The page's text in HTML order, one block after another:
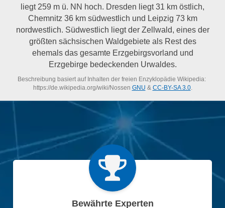
liegt 259 m ü. NN hoch. Dresden liegt 31 km östlich,
Chemnitz 36 km südwestlich und Leipzig 73 km
nordwestlich. Südwestlich liegt der Zellwald, eines der
größten sächsischen Waldgebiete als Rest des
ehemals das gesamte Erzgebirgsvorland und
Erzgebirge bedeckenden Urwaldes.
Beschreibung basiert auf Inhalten der freien Enzyklopädie Wikipedia:
https://de.wikipedia.org/wiki/Nossen GNU & CC-BY-SA 3.0.
Bewährte Experten